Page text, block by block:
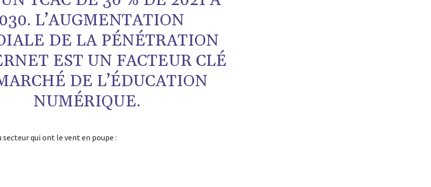
L’AUGMENTATION
DE LA PÉNÉTRATION
EST UN FACTEUR CLÉ
DE L’ÉDUCATION
NUMÉRIQUE.
qui ont le vent en poupe :